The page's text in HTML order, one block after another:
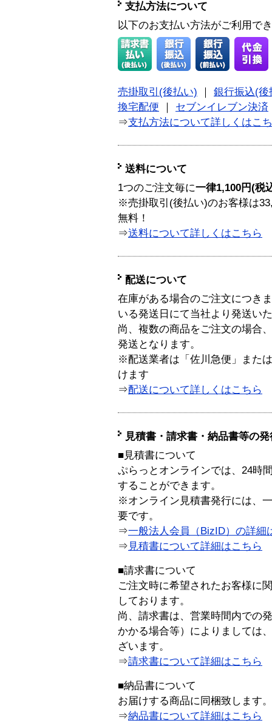
支払方法について
以下のお支払い方法がご利用で
売掛取引(後払い)
銀行振込(後
換宅配便
セブンイレブン決済
⇒支払方法について詳しくはこ
送料について
1つのご注文毎に一律1,100円(税
※売掛取引(後払い)のお客様は
無料！
⇒送料について詳しくはこちら
配送について
在庫がある場合のご注文につき
いる発送日にて当社より発送い
尚、複数の商品をご注文の場合
発送となります。
※配送業者は「佐川急便」また
けます
⇒配送について詳しくはこちら
見積書・請求書・納品書等の
■見積書について
ぷらっとオンラインでは、24時
することができます。
※オンライン見積書発行には、
要です。
⇒一般法人会員（BizID）の詳細
⇒ 見積書について詳細はこちら
■請求書について
ご注文時に希望されたお客様に
しております。
尚、請求書は、営業時間内での
かかる場合等）によりましては
ざいます。
⇒請求書について詳細はこちら
■納品書について
お届けする商品に同梱致します。
⇒納品書について詳細はこちら